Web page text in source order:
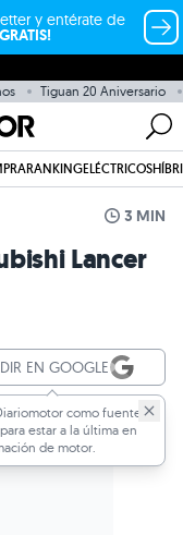
y entérate de
Tiguan 20 Aniversario
RANKINGELÉCTRICOS
3 MIN
Lancer
EN GOOGLE
como fuente
estar a la última en
de motor.